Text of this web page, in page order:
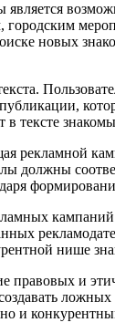
новых
тексте
рекламной
должны
нише
и
и